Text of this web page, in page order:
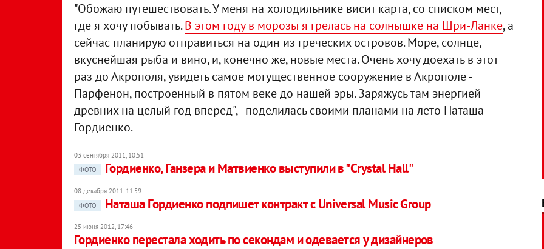
"Обожаю путешествовать. У меня на холодильнике висит карта, со списком мест,
где я хочу побывать.В этом году в морозы я грелась на солнышке на Шри-Ланке, а
сейчас планирую отправиться на один из греческих островов. Море, солнце,
вкуснейшая рыба и вино, и, конечно же, новые места. Очень хочу доехать в этот
раз до Акрополя, увидеть самое могущественное сооружение в Акрополе -
Парфенон, построенный в пятом веке до нашей эры. Заряжусь там энергией
древних на целый год вперед", - поделилась своими планами на лето Наташа
Гордиенко.
03 сентября 2011, 10:51
ФОТО
Гордиенко, Ганзера и Матвиенко выступили в "Crystal Hall"
08 декабря 2011, 11:59
ФОТО
Наташа Гордиенко подпишет контракт с Universal Music Group
25 июня 2012, 17:46
Гордиенко перестала ходить по секондам и одевается у дизайнеров